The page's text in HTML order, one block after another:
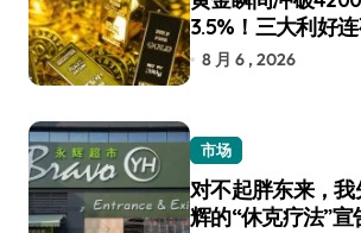
3.5%！三大利好
8 月 6 , 2026
市场
对不起胖东来，
辉的“休克疗法”宣